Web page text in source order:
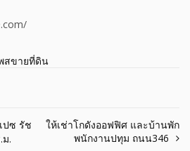
สขายที่ดิน
ปซ รัช
.
ให้เช่าโกดังออฟฟิศ และบ้านพัก
พนักงานปทุม ถนน346